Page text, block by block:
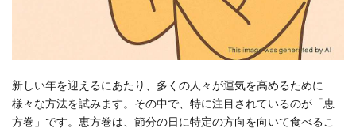
新しい年を迎えるにあたり、多くの人々が運気を高めるために
様々な方法を試みます。その中で、特に注目されているのが「恵
方巻」です。恵方巻は、節分の日に特定の方向を向いて食べるこ